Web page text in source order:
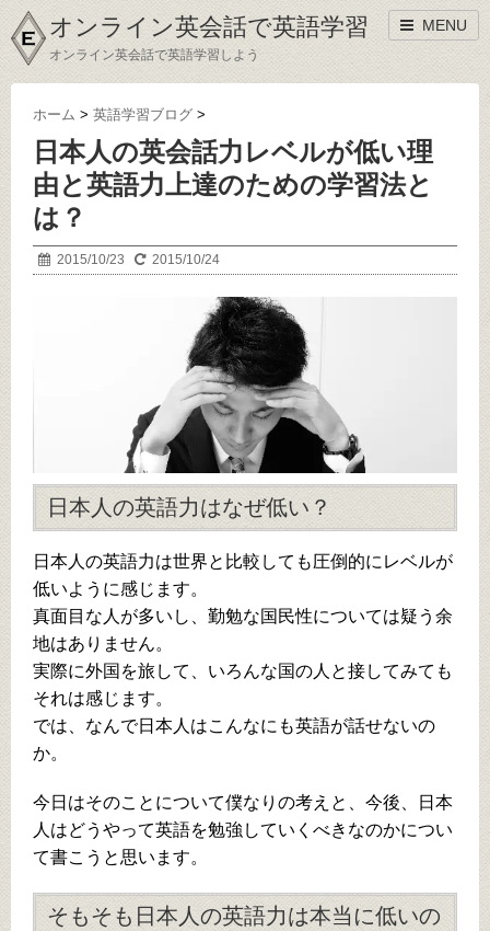
オンライン英会話で英語学習
オンライン英会話で英語学習しよう
MENU
ホーム > 英語学習ブログ >
日本人の英会話力レベルが低い理
由と英語力上達のための学習法と
は？
2015/10/23 2015/10/24
日本人の英語力はなぜ低い？
日本人の英語力は世界と比較しても圧倒的にレベルが
低いように感じます。
真面目な人が多いし、勤勉な国民性については疑う余
地はありません。
実際に外国を旅して、いろんな国の人と接してみても
それは感じます。
では、なんで日本人はこんなにも英語が話せないの
か。
今日はそのことについて僕なりの考えと、今後、日本
人はどうやって英語を勉強していくべきなのかについ
て書こうと思います。
そもそも日本人の英語力は本当に低いの